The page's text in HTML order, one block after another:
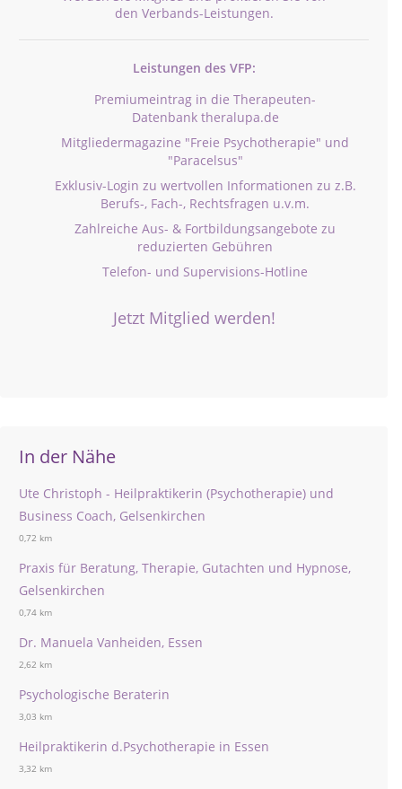
den Verbands-Leistungen.
Leistungen des VFP:
Premiumeintrag in die Therapeuten-
Datenbank theralupa.de
Mitgliedermagazine "Freie Psychotherapie" und
"Paracelsus"
Exklusiv-Login zu wertvollen Informationen zu z.B.
Berufs-, Fach-, Rechtsfragen u.v.m.
Zahlreiche Aus- & Fortbildungsangebote zu
reduzierten Gebühren
Telefon- und Supervisions-Hotline
Jetzt Mitglied werden!
In der Nähe
Ute Christoph - Heilpraktikerin (Psychotherapie) und
Business Coach, Gelsenkirchen
0,72 km
Praxis für Beratung, Therapie, Gutachten und Hypnose,
Gelsenkirchen
0,74 km
Dr. Manuela Vanheiden, Essen
2,62 km
Psychologische Beraterin
3,03 km
Heilpraktikerin d.Psychotherapie in Essen
3,32 km